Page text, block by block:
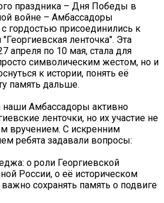
праздника – Дня Победы в
войне – Амбассадоры
гордостью присоединились к
ленточка". Эта
апреля по 10 мая, стала для
символическим жестом, но и
к истории, понять её
память дальше.
Амбассадоры активно
ленточки, но их участие не
вручением. С искренним
ребята задавали вопросы:
о роли Георгиевской
России, о её историческом
сохранять память о подвиге